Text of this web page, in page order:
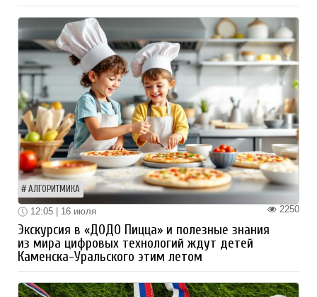
АЛГОРИТМИКА
2250
12:05 | 16 июля
Экскурсия в «ДОДО Пицца» и полезные знания
из мира цифровых технологий ждут детей
Каменска-Уральского этим летом